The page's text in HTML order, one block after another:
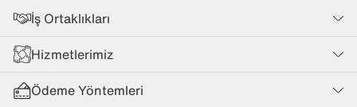
İş Ortaklıkları
Hizmetlerimiz
Ödeme Yöntemleri